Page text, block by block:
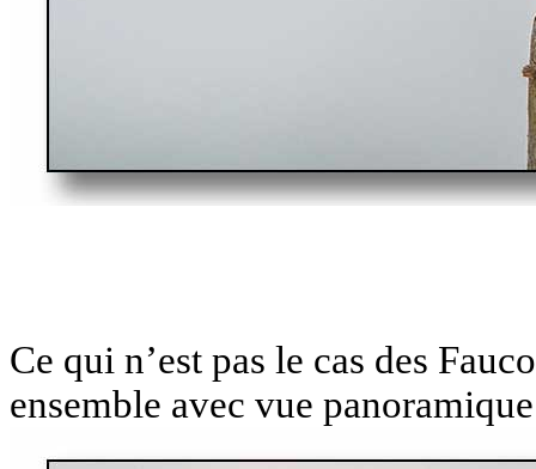
Ce qui n’est pas le cas des
ensemble avec vue panoramique